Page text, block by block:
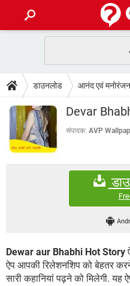
फोन पर अकाउंट बैलेंस चेक
WhatsApp Hack हो गया?
टेक-स्पेशल
2020 के फ्री एंटीवायरस
बेस्ट फ्री ऑनलाइन गेम्स
डाउनलोड
Vidmate
WhatsRemoved+
FORUM
डाउनलोड आनंद एवं मनोरंजन
Devar
संपादक: AVP
Dewar aur Bhabhi Hot Story
ऐप आपकी रिलेशनशिप को बेहतर
सारी कहानियां पढ़ने को मिलेगी. यह